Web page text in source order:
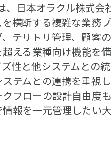
、日本オラクル株式
横断する複雑な業務
テリトリ管理、顧客
える業種向け機能を
性と他システムとの
テムとの連携を重視
フローの設計自由度
報を一元管理したい